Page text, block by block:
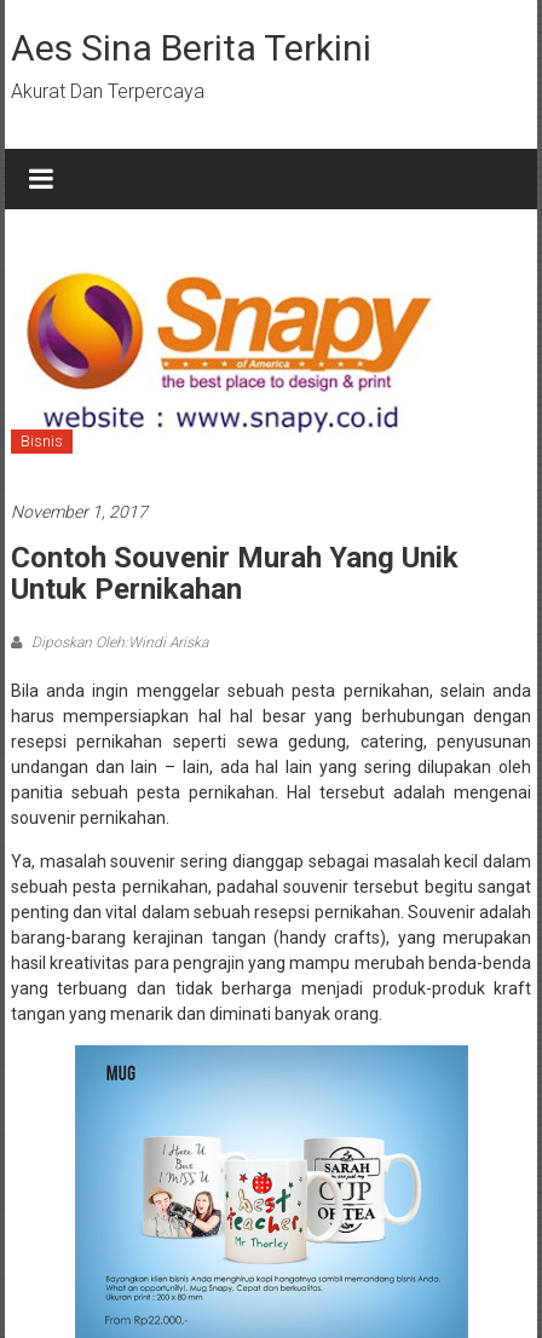
ke
konten
Aes Sina Berita Terkini
Akurat Dan Terpercaya
Bisnis
November 1, 2017
Contoh Souvenir Murah Yang Unik
Untuk Pernikahan
Diposkan Oleh:Windi Ariska
Bila anda ingin menggelar sebuah pesta pernikahan, selain anda
harus mempersiapkan hal hal besar yang berhubungan dengan
resepsi pernikahan seperti sewa gedung, catering, penyusunan
undangan dan lain – lain, ada hal lain yang sering dilupakan oleh
panitia sebuah pesta pernikahan. Hal tersebut adalah mengenai
souvenir pernikahan.
Ya, masalah souvenir sering dianggap sebagai masalah kecil dalam
sebuah pesta pernikahan, padahal souvenir tersebut begitu sangat
penting dan vital dalam sebuah resepsi pernikahan. Souvenir adalah
barang-barang kerajinan tangan (handy crafts), yang merupakan
hasil kreativitas para pengrajin yang mampu merubah benda-benda
yang terbuang dan tidak berharga menjadi produk-produk kraft
tangan yang menarik dan diminati banyak orang.